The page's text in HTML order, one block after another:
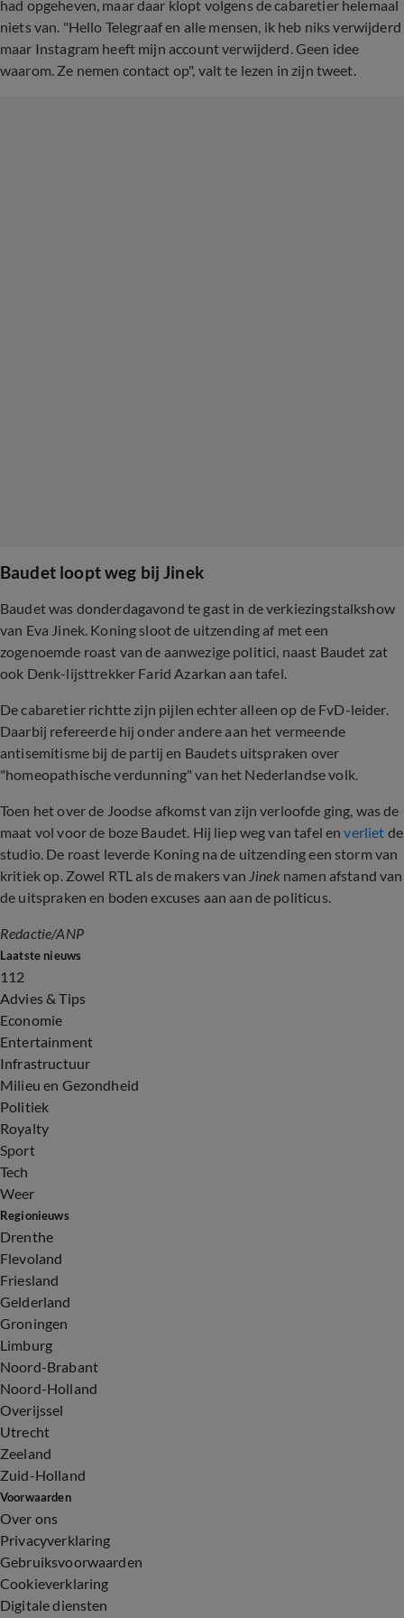
had opgeheven, maar daar klopt volgens de cabaretier helemaal
niets van. "Hello Telegraaf en alle mensen, ik heb niks verwijderd
maar Instagram heeft mijn account verwijderd. Geen idee
waarom. Ze nemen contact op", valt te lezen in zijn tweet.
Baudet loopt weg bij Jinek
Baudet was donderdagavond te gast in de verkiezingstalkshow
van Eva Jinek. Koning sloot de uitzending af met een
zogenoemde roast van de aanwezige politici, naast Baudet zat
ook Denk-lijsttrekker Farid Azarkan aan tafel.
De cabaretier richtte zijn pijlen echter alleen op de FvD-leider.
Daarbij refereerde hij onder andere aan het vermeende
antisemitisme bij de partij en Baudets uitspraken over
"homeopathische verdunning" van het Nederlandse volk.
Toen het over de Joodse afkomst van zijn verloofde ging, was de
maat vol voor de boze Baudet. Hij liep weg van tafel enverliet de
studio. De roast leverde Koning na de uitzending een storm van
kritiek op. Zowel RTL als de makers van Jinek namen afstand van
de uitspraken en boden excuses aan aan de politicus.
Redactie/ANP
Laatste nieuws
112
Advies & Tips
Economie
Entertainment
Infrastructuur
Milieu en Gezondheid
Politiek
Royalty
Sport
Tech
Weer
Regionieuws
Drenthe
Flevoland
Friesland
Gelderland
Groningen
Limburg
Noord-Brabant
Noord-Holland
Overijssel
Utrecht
Zeeland
Zuid-Holland
Voorwaarden
Over ons
Privacyverklaring
Gebruiksvoorwaarden
Cookieverklaring
Digitale diensten